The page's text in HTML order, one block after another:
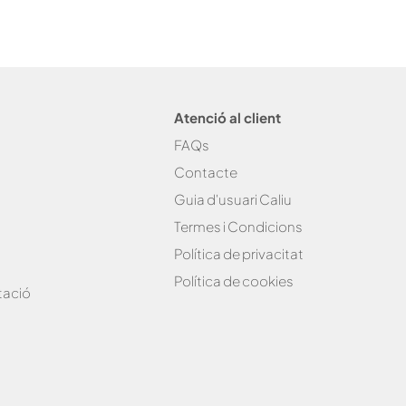
Atenció al client
FAQs
Contacte
Guia d'usuari Caliu
Termes i Condicions
Política de privacitat
Política de cookies